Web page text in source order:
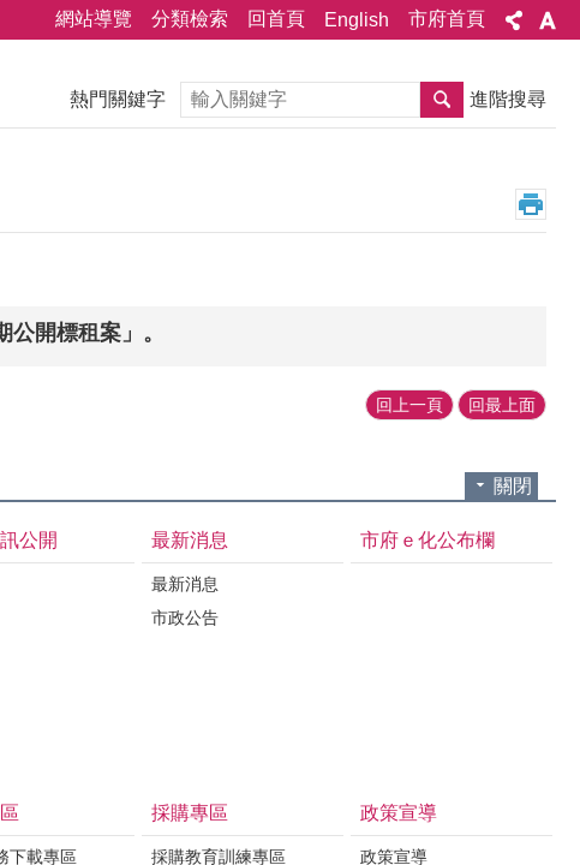
網站導覽 分類檢索 回首頁 English 市府首頁
熱門關鍵字 搜尋 進階搜尋
開標租案」。
回上一頁 回最上面
關閉
公開 最新消息
最新消息
市政公告
市府ｅ化公布欄
下載專區
採購專區
採購教育訓練專區
政策宣導
政策宣導